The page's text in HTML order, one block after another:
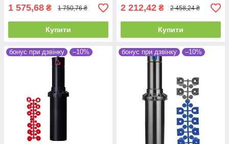
1 575,68 ₴ 1 750,76 ₴
Купити
2 212,42 ₴ 2 458,24 ₴
Купити
бонус при дзвінку –10% бонус при дзвінку –10%